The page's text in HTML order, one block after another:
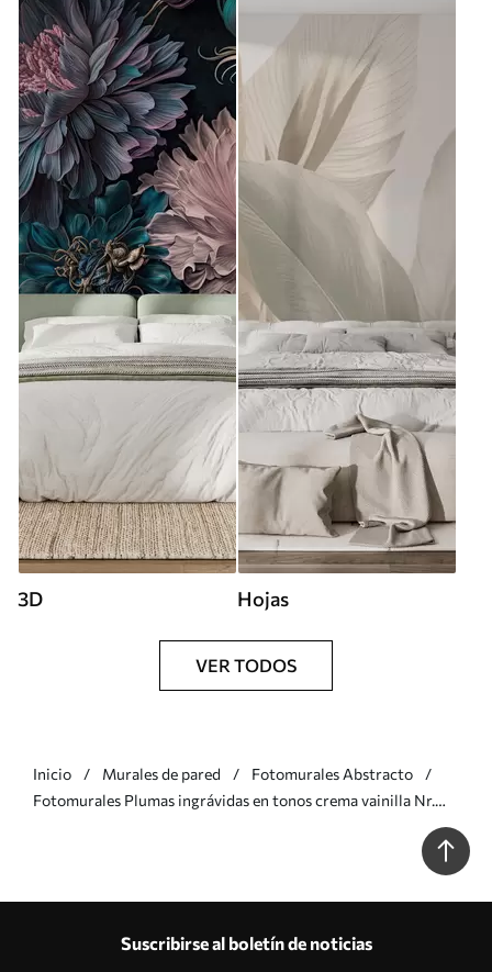
3D Hojas
VER TODOS
Inicio Murales de pared
Fotomurales Abstracto
Fotomurales Plumas ingrávidas en tonos crema vainilla Nr.
Suscribirse al boletín de noticias